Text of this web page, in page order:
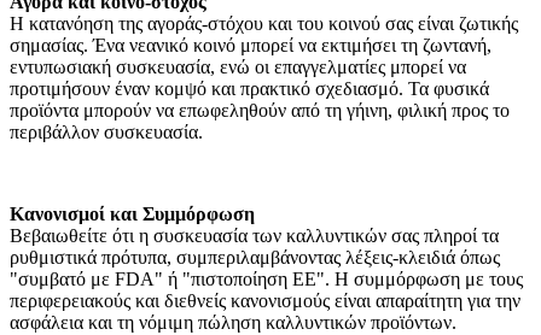
Η κατανόηση της αγοράς-στόχου και του κοινού σας είναι ζωτικής
σημασίας. Ένα νεανικό κοινό μπορεί να εκτιμήσει τη ζωντανή,
εντυπωσιακή συσκευασία, ενώ οι επαγγελματίες μπορεί να
προτιμήσουν έναν κομψό και πρακτικό σχεδιασμό. Τα φυσικά
προϊόντα μπορούν να επωφεληθούν από τη γήινη, φιλική προς το
περιβάλλον συσκευασία.
Κανονισμοί και Συμμόρφωση
Βεβαιωθείτε ότι η συσκευασία των καλλυντικών σας πληροί τα
ρυθμιστικά πρότυπα, συμπεριλαμβάνοντας λέξεις-κλειδιά όπως
"συμβατό με FDA" ή "πιστοποίηση ΕΕ". Η συμμόρφωση με τους
περιφερειακούς και διεθνείς κανονισμούς είναι απαραίτητη για την
ασφάλεια και τη νόμιμη πώληση καλλυντικών προϊόντων.